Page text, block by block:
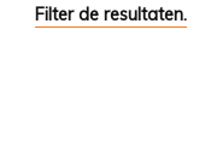
Filter de resultaten.